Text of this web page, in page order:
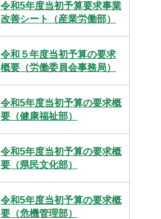
令和5年度当初予算要求事業
改善シート（産業労働部）
令和５年度当初予算の要求
概要（労働委員会事務局）
令和5年度当初予算の要求概
要（健康福祉部）
令和5年度当初予算の要求概
要（県民文化部）
令和5年度当初予算の要求概
要（危機管理部）